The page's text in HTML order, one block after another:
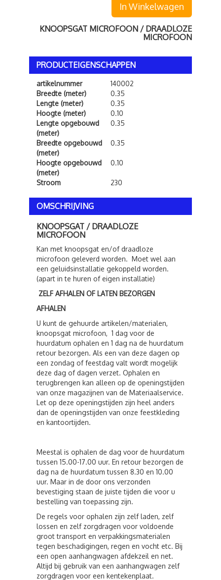
In Winkelwagen
KNOOPSGAT MICROFOON / DRAADLOZE
MICROFOON
PRODUCTEIGENSCHAPPEN
artikelnummer
140002
Breedte (meter)
0.35
Lengte (meter)
0.35
Hoogte (meter)
0.10
Lengte opgebouwd
(meter)
0.35
Breedte opgebouwd
(meter)
0.35
Hoogte opgebouwd
(meter)
0.10
Stroom 230
OMSCHRIJVING
KNOOPSGAT / DRAADLOZE
MICROFOON
Kan met knoopsgat en/of draadloze
microfoon geleverd worden. Moet wel aan
een geluidsinstallatie gekoppeld worden.
(apart in te huren of eigen installatie)
ZELF AFHALEN OF LATEN BEZORGEN
AFHALEN
U kunt de gehuurde artikelen/materialen,
knoopsgat microfoon, 1 dag voor de
huurdatum ophalen en 1 dag na de huurdatum
retour bezorgen. Als een van deze dagen op
een zondag of feestdag valt wordt mogelijk
deze dag of dagen verzet. Ophalen en
terugbrengen kan alleen op de openingstijden
van onze magazijnen van de Materiaalservice.
Let op deze openingstijden zijn heel anders
dan de openingstijden van onze feestkleding
en kantoortijden.
Meestal is ophalen de dag voor de huurdatum
tussen 15.00-17.00 uur. En retour bezorgen de
dag na de huurdatum tussen 8.30 en 10.00
uur. Maar in de door ons verzonden
bevestiging staan de juiste tijden die voor u
bestelling van toepassing zijn.
De regels voor ophalen zijn zelf laden, zelf
lossen en zelf zorgdragen voor voldoende
groot transport en verpakkingsmaterialen
tegen beschadigingen, regen en vocht etc. Bij
een open aanhangwagen afdekzeil en net.
Altijd bij gebruik van een aanhangwagen zelf
zorgdragen voor een kentekenplaat.